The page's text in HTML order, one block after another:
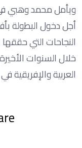
ويأمل محمد وهبي في
أجل دخول البطولة
النجاحات التي
خلال السنوات
العربية والإفريقية